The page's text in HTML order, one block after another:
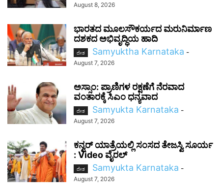
August 8, 2026
ಭಾರತದ ಮೂಲಸೌಕರ್ಯದ ಮರುನಿರ್ಮಾಣ
ದಶಕದ ಅಭಿವೃದ್ಧಿಯ ಹಾದಿ
ದೇಶ Samyuktha Karnataka -
August 7, 2026
ಅಸ್ಸಾಂ: ಪ್ರಾಣಿಗಳ ರಕ್ಷಣೆಗೆ ನೆರವಾದ
ವಂತಾರಕ್ಕೆ ಸಿಎಂ ಧನ್ಯವಾದ
ದೇಶ Samyukta Karnataka -
August 7, 2026
ಕನ್ವರ್ ಯಾತ್ರೆಯಲ್ಲಿ ಸಂಸದ ತೇಜಸ್ವಿ ಸೂರ್ಯ
: Video ವೈರಲ್‌
ದೇಶ Samyukta Karnataka -
August 7, 2026